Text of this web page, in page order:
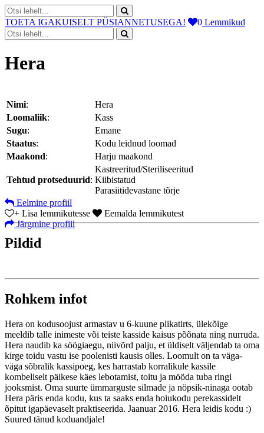
TOETA IGAKUISELT PÜSIANNETUSEGA! 0 Lemmikud
Hera
Nimi:
Hera
Loomaliik:
Kass
Sugu:
Emane
Staatus:
Kodu leidnud loomad
Maakond: Harju maakond
Tehtud protseduurid:
Kastreeritud/Steriliseeritud
Kiibistatud
Parasiitidevastane tõrje
Eelmine profiil
+ Lisa lemmikutesse
Eemalda lemmikutest
Järgmine profiil
Pildid
Rohkem infot
Hera on kodusoojust armastav u 6-kuune plikatirts, ülekõige
meeldib talle inimeste või teiste kasside kaisus põõnata ning nurruda.
Hera naudib ka söögiaegu, niivõrd palju, et üldiselt väljendab ta oma
kirge toidu vastu ise poolenisti kausis olles. Loomult on ta väga-
väga sõbralik kassipoeg, kes harrastab korralikule kassile
kombeliselt päikese käes lebotamist, toitu ja mööda tuba ringi
jooksmist. Oma suurte ümmarguste silmade ja nöpsik-ninaga ootab
Hera päris enda kodu, kus ta saaks enda hoiukodu perekassidelt
õpitut igapäevaselt praktiseerida. Jaanuar 2016. Hera leidis kodu :)
Suured tänud koduandjale!